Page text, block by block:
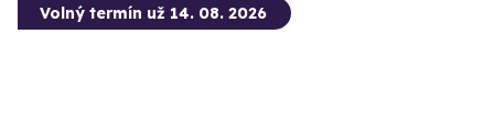
Volný termín už 14. 08. 2026